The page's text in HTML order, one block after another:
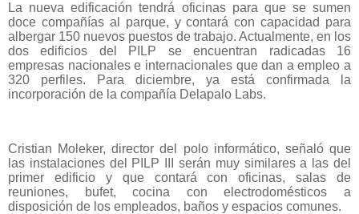
La nueva edificación tendrá oficinas para que se sumen
doce compañías al parque, y contará con capacidad para
albergar 150 nuevos puestos de trabajo. Actualmente, en los
dos edificios del PILP se encuentran radicadas 16
empresas nacionales e internacionales que dan a empleo a
320 perfiles. Para diciembre, ya está confirmada la
incorporación de la compañía Delapalo Labs.
Cristian Moleker, director del polo informático, señaló que
las instalaciones del PILP III serán muy similares a las del
primer edificio y que contará con oficinas, salas de
reuniones, bufet, cocina con electrodomésticos a
disposición de los empleados, baños y espacios comunes.